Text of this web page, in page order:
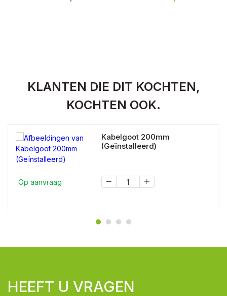
KLANTEN DIE DIT KOCHTEN,
KOCHTEN OOK.
Op aanvraag
Kabelgoot 200mm
(Geïnstalleerd)
HEEFT U VRAGEN